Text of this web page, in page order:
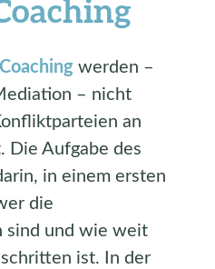
werden –
– nicht
an
Die Aufgabe des
in einem ersten
die
sind und wie weit
ist. In der